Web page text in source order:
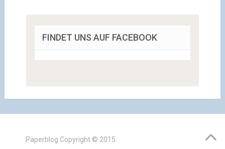
FINDET UNS AUF FACEBOOK
Paperblog Copyright © 2015.